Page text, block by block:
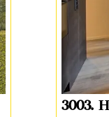
3003.